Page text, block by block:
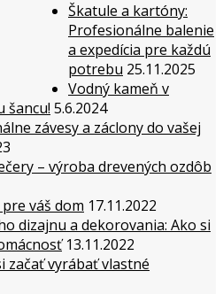
Škatule a kartóny:
Profesionálne balenie
a expedícia pre každú
potrebu 25.11.2025
Vodný kameň v
šancu! 5.6.2024
závesy a záclony do vašej
– výroba drevených ozdôb
váš dom 17.11.2022
dizajnu a dekorovania: Ako si
13.11.2022
začať vyrábať vlastné